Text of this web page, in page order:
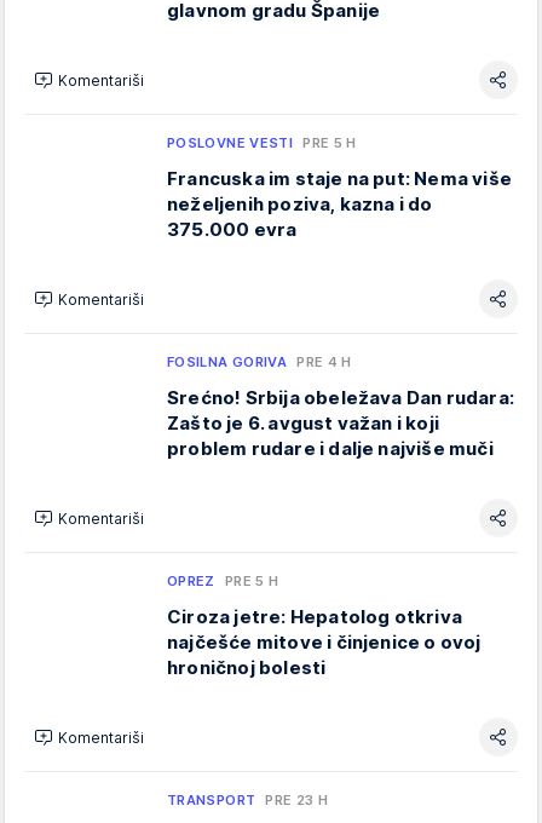
glavnom gradu Španije
Komentariši
POSLOVNE VESTI PRE 5 H
Francuska im staje na put: Nema više
neželjenih poziva, kazna i do
375.000 evra
Komentariši
FOSILNA GORIVA PRE 4 H
Srećno! Srbija obeležava Dan rudara:
Zašto je 6. avgust važan i koji
problem rudare i dalje najviše muči
Komentariši
OPREZ PRE 5 H
Ciroza jetre: Hepatolog otkriva
najčešće mitove i činjenice o ovoj
hroničnoj bolesti
Komentariši
TRANSPORT PRE 23 H